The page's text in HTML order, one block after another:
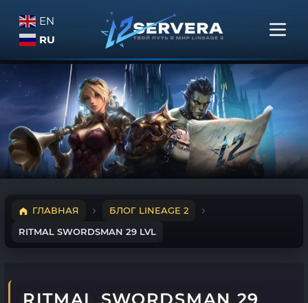
EN
RU
ГЛАВНАЯ
БЛОГ LINEAGE 2
RITMAL SWORDSMAN 29 LVL